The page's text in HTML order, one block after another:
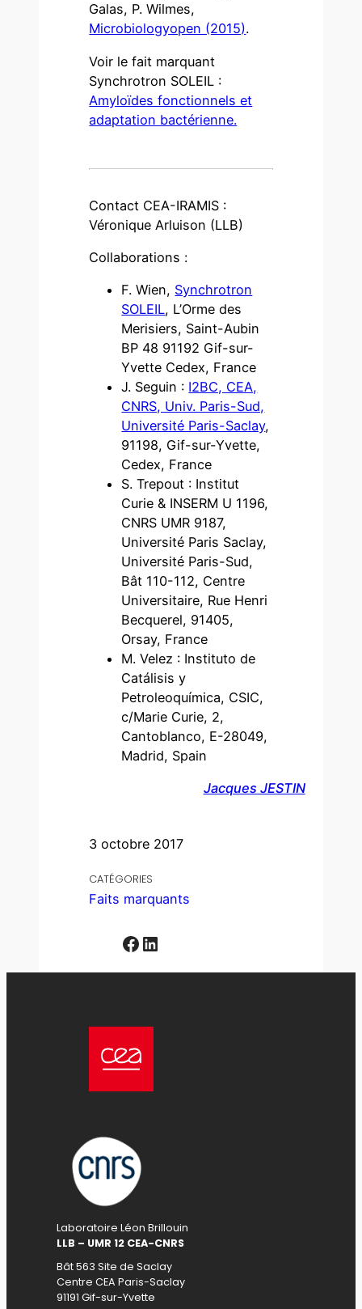
3 octobre 2017
CATÉGORIES
Faits marquants
Facebook LinkedIn
Galas, P. Wilmes,
Microbiologyopen (2015).
Voir le fait marquant
Synchrotron SOLEIL :
Amyloïdes fonctionnels et
adaptation bactérienne.
Contact CEA-IRAMIS :
Véronique Arluison (LLB)
Collaborations :
F. Wien, Synchrotron
SOLEIL, L’Orme des
Merisiers, Saint-Aubin
BP 48 91192 Gif-sur-
Yvette Cedex, France
J. Seguin : I2BC, CEA,
CNRS, Univ. Paris-Sud,
Université Paris-Saclay,
91198, Gif-sur-Yvette,
Cedex, France
S. Trepout : Institut
Curie & INSERM U 1196,
CNRS UMR 9187,
Université Paris Saclay,
Université Paris-Sud,
Bât 110-112, Centre
Universitaire, Rue Henri
Becquerel, 91405,
Orsay, France
M. Velez : Instituto de
Catálisis y
Petroleoquímica, CSIC,
c/Marie Curie, 2,
Cantoblanco, E-28049,
Madrid, Spain
Jacques JESTIN
Laboratoire Léon Brillouin
LLB – UMR 12 CEA-CNRS
Bât 563 Site de Saclay
Centre CEA Paris-Saclay
91191 Gif-sur-Yvette